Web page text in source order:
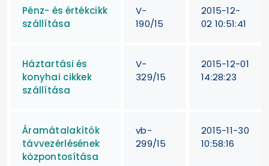
Pénz- és értékcikk
szállítása
V-
190/15
2015-12-
02 10:51:41
Háztartási és
konyhai cikkek
szállítása
V-
329/15
2015-12-01
14:28:23
Áramátalakítók
távvezérlésének
központosítása
vb-
299/15
2015-11-30
10:58:16